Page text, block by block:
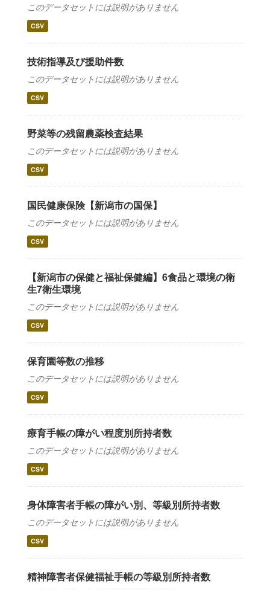
このデータセットには説明がありません
CSV
技術指導及び援助件数
このデータセットには説明がありません
CSV
野菜等の残留農薬検査結果
このデータセットには説明がありません
CSV
国民健康保険【新潟市の国保】
このデータセットには説明がありません
CSV
【新潟市の保健と福祉保健編】6食品と環境の衛
生7衛生環境
このデータセットには説明がありません
CSV
保育園等数の推移
このデータセットには説明がありません
CSV
療育手帳の障がい程度別所持者数
このデータセットには説明がありません
CSV
身体障害者手帳の障がい別、等級別所持者数
このデータセットには説明がありません
CSV
精神障害者保健福祉手帳の等級別所持者数